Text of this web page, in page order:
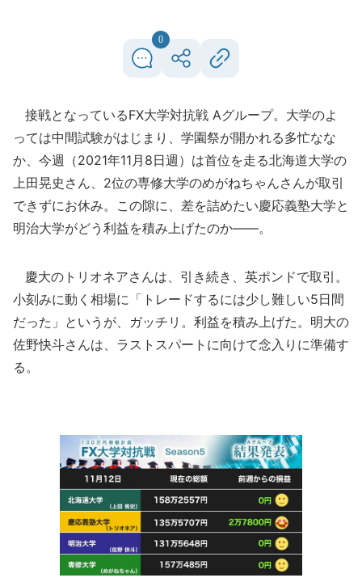
0
接戦となっているFX大学対抗戦 Aグループ。大学のよ
っては中間試験がはじまり、学園祭が開かれる多忙なな
か、今週（2021年11月8日週）は首位を走る北海道大学の
上田晃史さん、2位の専修大学のめがねちゃんさんが取引
できずにお休み。この隙に、差を詰めたい慶応義塾大学と
明治大学がどう利益を積み上げたのか――。
慶大のトリオネアさんは、引き続き、英ポンドで取引。
小刻みに動く相場に「トレードするには少し難しい5日間
だった」というが、ガッチリ。利益を積み上げた。明大の
佐野快斗さんは、ラストスパートに向けて念入りに準備す
る。